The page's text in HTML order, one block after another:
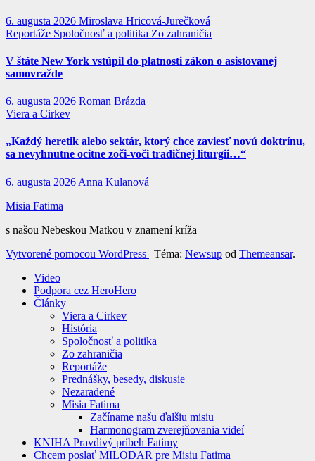
6. augusta 2026 Miroslava Hricová-Jurečková
Reportáže Spoločnosť a politika Zo zahraničia
V štáte New York vstúpil do platnosti zákon o asistovanej
samovražde
6. augusta 2026 Roman Brázda
Viera a Cirkev
„Každý heretik alebo sektár, ktorý chce zaviesť novú doktrínu,
sa nevyhnutne ocitne zoči-voči tradičnej liturgii…“
6. augusta 2026 Anna Kulanová
Misia Fatima
s našou Nebeskou Matkou v znamení kríža
Vytvorené pomocou WordPress | Téma: Newsup od Themeansar.
Video
Podpora cez HeroHero
Články
Viera a Cirkev
História
Spoločnosť a politika
Zo zahraničia
Reportáže
Prednášky, besedy, diskusie
Nezaradené
Misia Fatima
Začíname našu ďalšiu misiu
Harmonogram zverejňovania videí
KNIHA Pravdivý príbeh Fatimy
Chcem poslať MILODAR pre Misiu Fatima